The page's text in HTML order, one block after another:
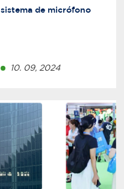
sistema de micrófono
10. 09, 2024